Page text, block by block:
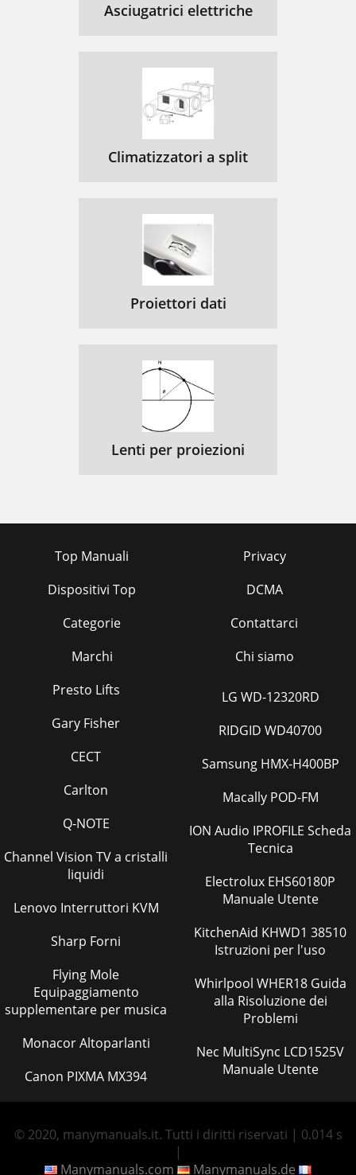
Asciugatrici elettriche
Climatizzatori a split
Proiettori dati
Lenti per proiezioni
Top Manuali
Dispositivi Top
Categorie
Marchi
Privacy
DCMA
Contattarci
Chi siamo
Presto Lifts
Gary Fisher
CECT
Carlton
Q-NOTE
Channel Vision TV a cristalli
liquidi
Lenovo Interruttori KVM
Sharp Forni
Flying Mole
Equipaggiamento
supplementare per musica
Monacor Altoparlanti
Canon PIXMA MX394
LG WD-12320RD
RIDGID WD40700
Samsung HMX-H400BP
Macally POD-FM
ION Audio IPROFILE Scheda
Tecnica
Electrolux EHS60180P
Manuale Utente
KitchenAid KHWD1 38510
Istruzioni per l'uso
Whirlpool WHER18 Guida
alla Risoluzione dei
Problemi
Nec MultiSync LCD1525V
Manuale Utente
© 2020, manymanuals.it. Tutti i diritti riservati | 0.014 s
|
Manymanuals.com
Manymanuals.de